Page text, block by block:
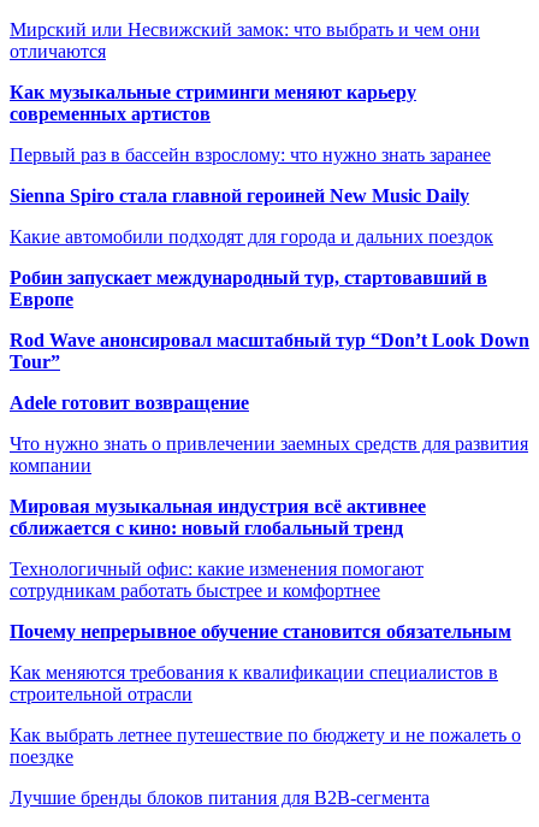
Мирский или Несвижский замок: что выбрать и чем они
отличаются
Как музыкальные стриминги меняют карьеру
современных артистов
Первый раз в бассейн взрослому: что нужно знать заранее
Sienna Spiro стала главной героиней New Music Daily
Какие автомобили подходят для города и дальних поездок
Робин запускает международный тур, стартовавший в
Европе
Rod Wave анонсировал масштабный тур “Don’t Look Down
Tour”
Adele готовит возвращение
Что нужно знать о привлечении заемных средств для развития
компании
Мировая музыкальная индустрия всё активнее
сближается с кино: новый глобальный тренд
Технологичный офис: какие изменения помогают
сотрудникам работать быстрее и комфортнее
Почему непрерывное обучение становится обязательным
Как меняются требования к квалификации специалистов в
строительной отрасли
Как выбрать летнее путешествие по бюджету и не пожалеть о
поездке
Лучшие бренды блоков питания для B2B-сегмента